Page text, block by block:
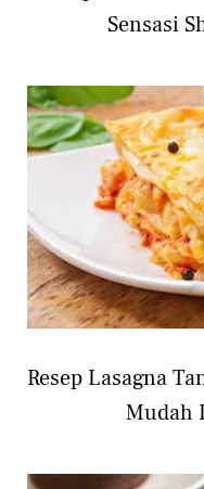
Sensasi
Resep Lasagna
Mudah